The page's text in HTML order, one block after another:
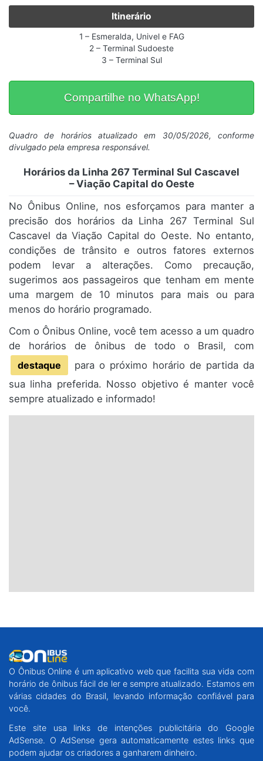
Itinerário
1 – Esmeralda, Univel e FAG
2 – Terminal Sudoeste
3 – Terminal Sul
Compartilhe no WhatsApp!
Quadro de horários atualizado em 30/05/2026, conforme
divulgado pela empresa responsável.
Horários da Linha 267 Terminal Sul Cascavel
– Viação Capital do Oeste
No Ônibus Online, nos esforçamos para manter a
precisão dos horários da Linha 267 Terminal Sul
Cascavel da Viação Capital do Oeste. No entanto,
condições de trânsito e outros fatores externos
podem levar a alterações. Como precaução,
sugerimos aos passageiros que tenham em mente
uma margem de 10 minutos para mais ou para
menos do horário programado.
Com o Ônibus Online, você tem acesso a um quadro
de horários de ônibus de todo o Brasil, com
destaque
para o próximo horário de partida da
sua linha preferida. Nosso objetivo é manter você
sempre atualizado e informado!
O Ônibus Online é um aplicativo web que facilita sua vida com
horário de ônibus fácil de ler e sempre atualizado. Estamos em
várias cidades do Brasil, levando informação confiável para
você.
Este site usa links de intenções publicitária do Google
AdSense. O AdSense gera automaticamente estes links que
podem ajudar os criadores a ganharem dinheiro.